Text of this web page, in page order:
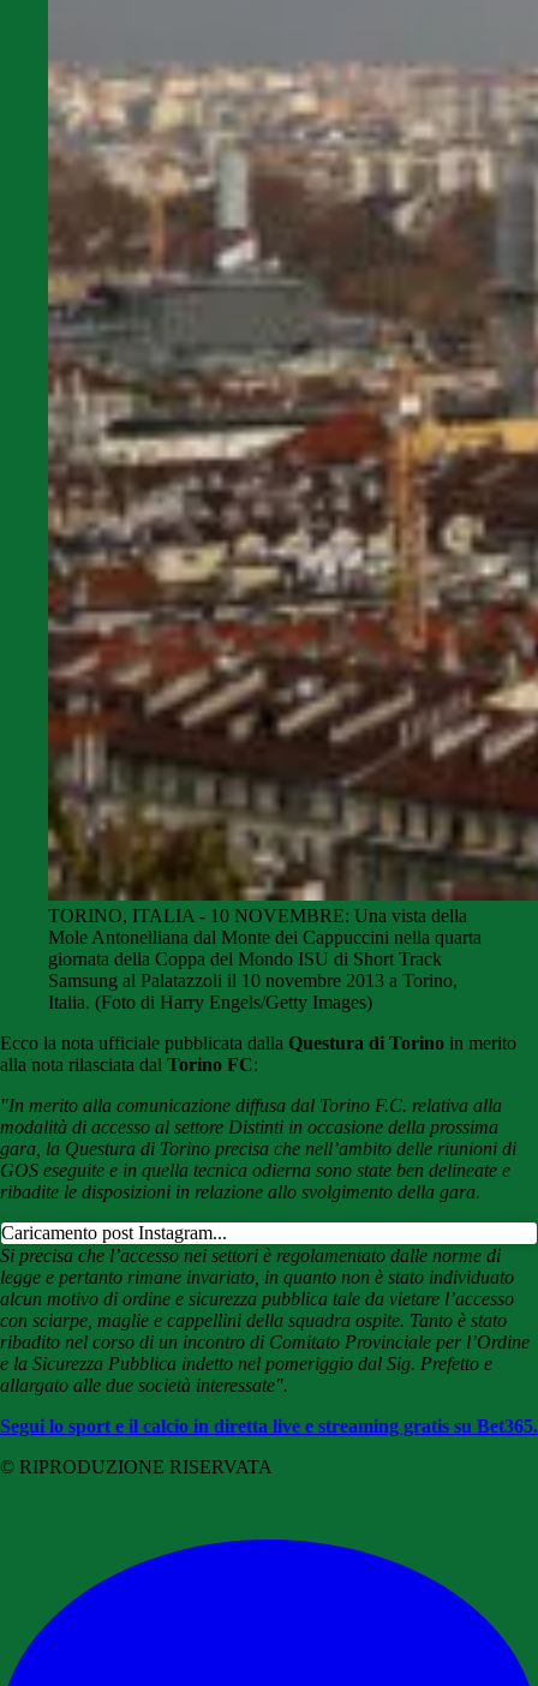
TORINO, ITALIA - 10 NOVEMBRE: Una vista della
Mole Antonelliana dal Monte dei Cappuccini nella quarta
giornata della Coppa del Mondo ISU di Short Track
Samsung al Palatazzoli il 10 novembre 2013 a Torino,
Italia. (Foto di Harry Engels/Getty Images)
Ecco la nota ufficiale pubblicata dalla Questura di Torino in merito
alla nota rilasciata dal Torino FC:
"In merito alla comunicazione diffusa dal Torino F.C. relativa alla
modalità di accesso al settore Distinti in occasione della prossima
gara, la Questura di Torino precisa che nell’ambito delle riunioni di
GOS eseguite e in quella tecnica odierna sono state ben delineate e
ribadite le disposizioni in relazione allo svolgimento della gara.
Caricamento post Instagram...
Si precisa che l’accesso nei settori è regolamentato dalle norme di
legge e pertanto rimane invariato, in quanto non è stato individuato
alcun motivo di ordine e sicurezza pubblica tale da vietare l’accesso
con sciarpe, maglie e cappellini della squadra ospite. Tanto è stato
ribadito nel corso di un incontro di Comitato Provinciale per l’Ordine
e la Sicurezza Pubblica indetto nel pomeriggio dal Sig. Prefetto e
allargato alle due società interessate".
Segui lo sport e il calcio in diretta live e streaming gratis su Bet365.
© RIPRODUZIONE RISERVATA